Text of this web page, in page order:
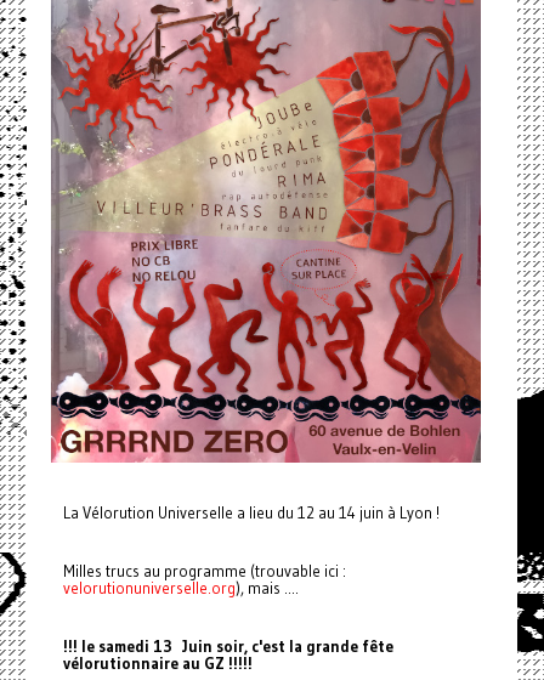
La Vélorution Universelle a lieu du 12 au 14 juin à Lyon !
Milles trucs au programme (trouvable ici :
velorutionuniverselle.org), mais ....
!!! le samedi 13 Juin soir, c'est la grande fête
vélorutionnaire au GZ !!!!!